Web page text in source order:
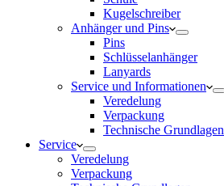
Kugelschreiber
Anhänger und Pins
Pins
Schlüsselanhänger
Lanyards
Service und Informationen
Veredelung
Verpackung
Technische Grundlagen
Service
Veredelung
Verpackung